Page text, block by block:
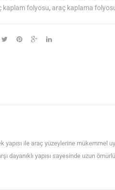
kaplam folyosu, araç kaplama
ile araç yüzeylerine mükemmel
dayanıklı yapısı sayesinde uzun